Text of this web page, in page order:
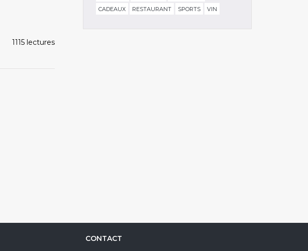
1115 lectures
CADEAUX
RESTAURANT SPORTS VIN
CONTACT